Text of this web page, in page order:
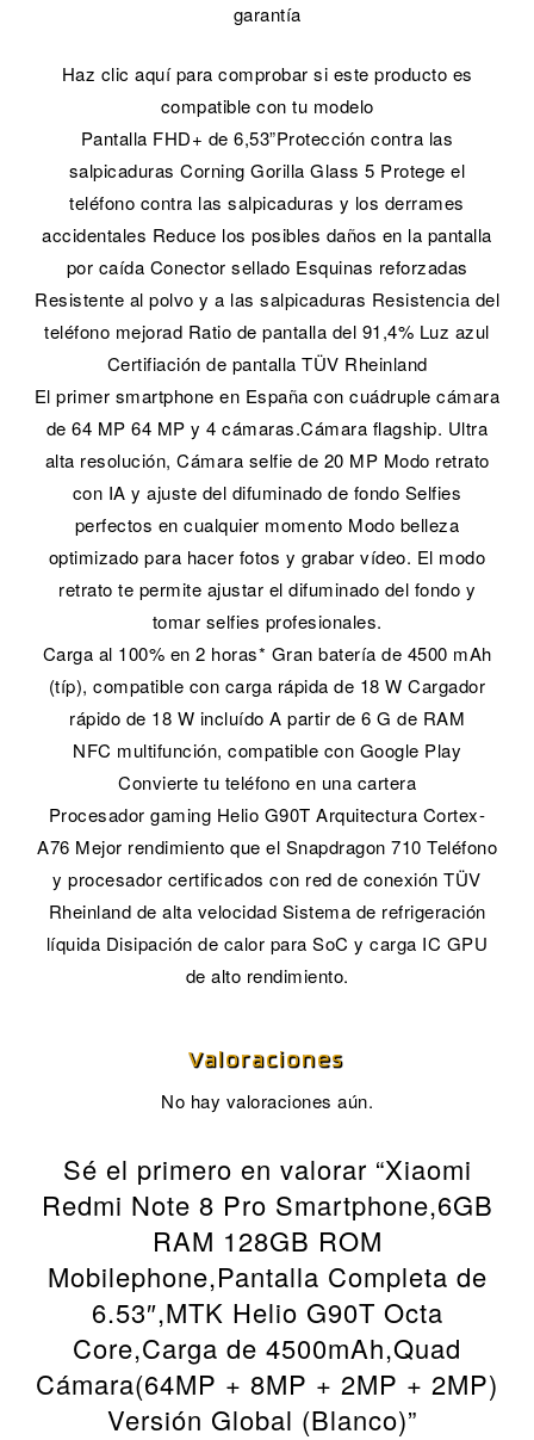
garantía
Haz clic aquí para comprobar si este producto es
compatible con tu modelo
Pantalla FHD+ de 6,53”Protección contra las
salpicaduras Corning Gorilla Glass 5 Protege el
teléfono contra las salpicaduras y los derrames
accidentales Reduce los posibles daños en la pantalla
por caída Conector sellado Esquinas reforzadas
Resistente al polvo y a las salpicaduras Resistencia del
teléfono mejorad Ratio de pantalla del 91,4% Luz azul
Certifiación de pantalla TÜV Rheinland
El primer smartphone en España con cuádruple cámara
de 64 MP 64 MP y 4 cámaras.Cámara flagship. Ultra
alta resolución, Cámara selfie de 20 MP Modo retrato
con IA y ajuste del difuminado de fondo Selfies
perfectos en cualquier momento Modo belleza
optimizado para hacer fotos y grabar vídeo. El modo
retrato te permite ajustar el difuminado del fondo y
tomar selfies profesionales.
Carga al 100% en 2 horas* Gran batería de 4500 mAh
(típ), compatible con carga rápida de 18 W Cargador
rápido de 18 W incluído A partir de 6 G de RAM
NFC multifunción, compatible con Google Play
Convierte tu teléfono en una cartera
Procesador gaming Helio G90T Arquitectura Cortex-
A76 Mejor rendimiento que el Snapdragon 710 Teléfono
y procesador certificados con red de conexión TÜV
Rheinland de alta velocidad Sistema de refrigeración
líquida Disipación de calor para SoC y carga IC GPU
de alto rendimiento.
Valoraciones
No hay valoraciones aún.
Sé el primero en valorar “Xiaomi
Redmi Note 8 Pro Smartphone,6GB
RAM 128GB ROM
Mobilephone,Pantalla Completa de
6.53″,MTK Helio G90T Octa
Core,Carga de 4500mAh,Quad
Cámara(64MP + 8MP + 2MP + 2MP)
Versión Global (Blanco)”